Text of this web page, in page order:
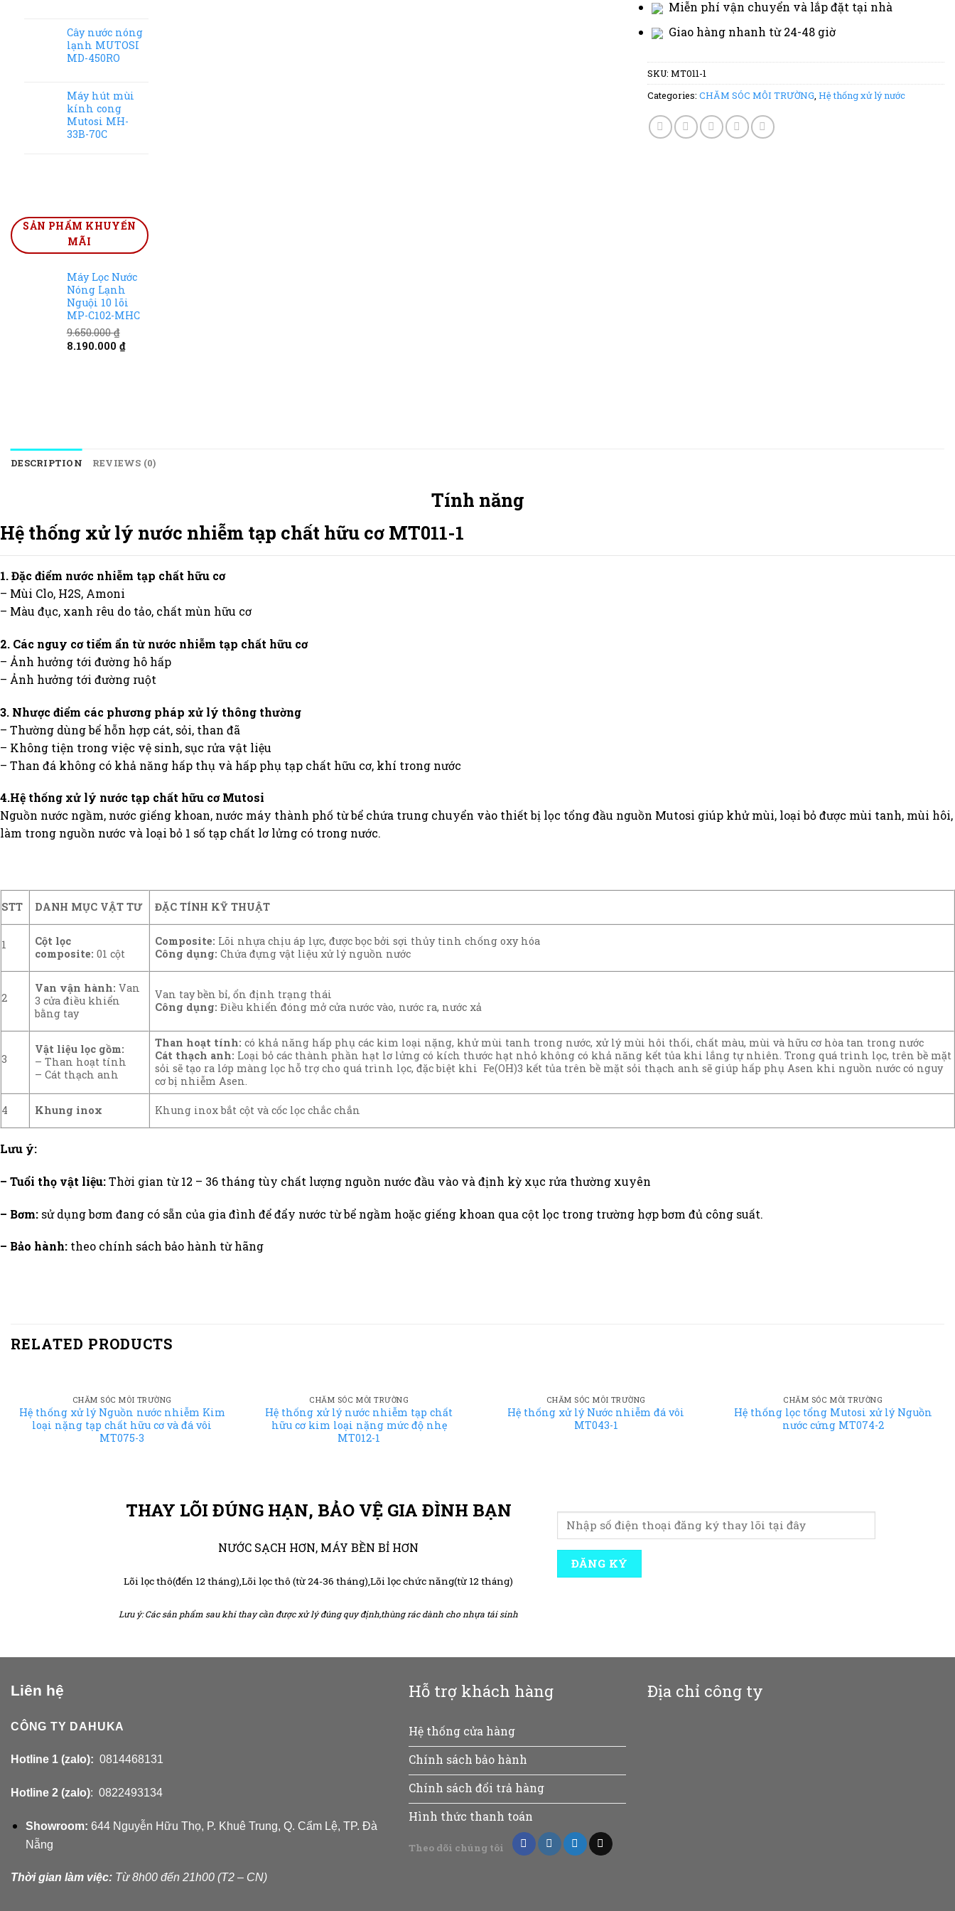
Cây nước nóng
lạnh MUTOSI
MD-450RO
Máy hút mùi
kính cong
Mutosi MH-
33B-70C
SẢN PHẨM KHUYẾN
MÃI
Máy Lọc Nước
Nóng Lạnh
Nguội 10 lõi
MP-C102-MHC
9.650.000₫
Original
8.190.000 ₫Current
Miễn phí vận chuyển và lắp đặt tại nhà
Giao hàng nhanh từ 24-48 giờ
SKU: MT011-1
Categories: CHĂM SÓC MÔI TRƯỜNG, Hệ thống xử lý nước
DESCRIPTION REVIEWS (0)
Tính năng
Hệ thống xử lý nước nhiễm tạp chất hữu cơ MT011-1
1. Đặc điểm nước nhiễm tạp chất hữu cơ
– Mùi Clo, H2S, Amoni
– Màu đục, xanh rêu do tảo, chất mùn hữu cơ
2. Các nguy cơ tiểm ẩn từ nước nhiễm tạp chất hữu cơ
– Ảnh hưởng tới đường hô hấp
– Ảnh hưởng tới đường ruột
3. Nhược điểm các phương pháp xử lý thông thường
– Thường dùng bể hỗn hợp cát, sỏi, than đã
– Không tiện trong việc vệ sinh, sục rửa vật liệu
– Than đá không có khả năng hấp thụ và hấp phụ tạp chất hữu cơ, khí trong nước
4.Hệ thống xử lý nước tạp chất hữu cơ Mutosi
Nguồn nước ngầm, nước giếng khoan, nước máy thành phố từ bể chứa trung chuyển vào thiết bị lọc tổng đầu nguồn Mutosi giúp khử mùi, loại bỏ được mùi tanh, mùi hôi,
làm trong nguồn nước và loại bỏ 1 số tạp chất lơ lửng có trong nước.
STT DANH MỤC VẬT TƯ ĐẶC TÍNH KỸ THUẬT
1
Cột lọc
composite: 01 cột
Composite: Lõi nhựa chịu áp lực, được bọc bởi sợi thủy tinh chống oxy hóa
Công dụng: Chứa đựng vật liệu xử lý nguồn nước
2
Van vận hành: Van
3 cửa điều khiển
bằng tay
Van tay bền bỉ, ổn định trạng thái
Công dụng: Điều khiển đóng mở cửa nước vào, nước ra, nước xả
3
Vật liệu lọc gồm:
– Than hoạt tính
– Cát thạch anh
Than hoạt tính: có khả năng hấp phụ các kim loại nặng, khử mùi tanh trong nước, xử lý mùi hôi thối, chất màu, mùi và hữu cơ hòa tan trong nước
Cát thạch anh: Loại bỏ các thành phần hạt lơ lửng có kích thước hạt nhỏ không có khả năng kết tủa khi lắng tự nhiên. Trong quá trình lọc, trên bề mặt
sỏi sẽ tạo ra lớp màng lọc hỗ trợ cho quá trình lọc, đặc biệt khi Fe(OH)3 kết tủa trên bề mặt sỏi thạch anh sẽ giúp hấp phụ Asen khi nguồn nước có nguy
cơ bị nhiễm Asen.
4 Khung inox Khung inox bắt cột và cốc lọc chắc chắn
Lưu ý:
– Tuổi thọ vật liệu:Thời gian từ 12 – 36 tháng tùy chất lượng nguồn nước đầu vào và định kỳ xục rửa thường xuyên
– Bơm: sử dụng bơm đang có sẵn của gia đình để đẩy nước từ bể ngầm hoặc giếng khoan qua cột lọc trong trường hợp bơm đủ công suất.
– Bảo hành: theo chính sách bảo hành từ hãng
RELATED PRODUCTS
CHĂM SÓC MÔI TRƯỜNG
Hệ thống xử lý Nguồn nước nhiễm Kim
loại nặng tạp chất hữu cơ và đá vôi
MT075-3
CHĂM SÓC MÔI TRƯỜNG
Hệ thống xử lý nước nhiễm tạp chất
hữu cơ kim loại nặng mức độ nhẹ
MT012-1
CHĂM SÓC MÔI TRƯỜNG
Hệ thống xử lý Nước nhiễm đá vôi
MT043-1
CHĂM SÓC MÔI TRƯỜNG
Hệ thống lọc tổng Mutosi xử lý Nguồn
nước cứng MT074-2
THAY LÕI ĐÚNG HẠN, BẢO VỆ GIA ĐÌNH BẠN
NƯỚC SẠCH HƠN, MÁY BỀN BỈ HƠN
Lõi lọc thô(đến 12 tháng),Lõi lọc thô (từ 24-36 tháng),Lõi lọc chức năng(từ 12 tháng)
Lưu ý: Các sản phẩm sau khi thay cần được xử lý đúng quy định,thùng rác dành cho nhựa tái sinh
Liên hệ
CÔNG TY DAHUKA
Hotline 1 (zalo): 0814468131
Hotline 2 (zalo): 0822493134
Showroom: 644 Nguyễn Hữu Thọ, P. Khuê Trung, Q. Cẩm Lệ, TP. Đà
Nẵng
Thời gian làm việc: Từ 8h00 đến 21h00 (T2 – CN)
Hỗ trợ khách hàng
Hệ thống cửa hàng
Chính sách bảo hành
Chính sách đổi trả hàng
Hình thức thanh toán
Theo dõi chúng tôi
Địa chỉ công ty